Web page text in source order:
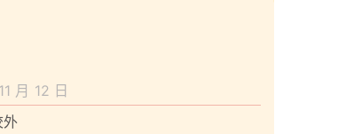
月 12 日
外